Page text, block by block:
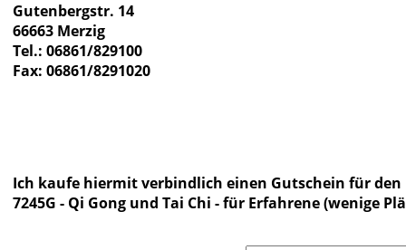
Gutenbergstr. 14
66663 Merzig
Tel.: 06861/829100
Fax: 06861/8291020
Ich kaufe hiermit verbindlich einen Gutschein für den
7245G - Qi Gong und Tai Chi - für Erfahrene (wenige